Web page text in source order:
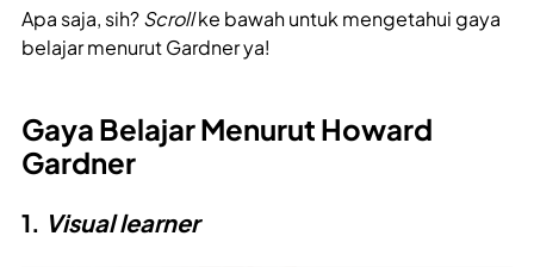
Apa saja, sih?Scrollke bawah untuk mengetahui gaya
belajar menurut Gardner ya!
Gaya BelajarMenurut Howard
Gardner
1. Visual learner